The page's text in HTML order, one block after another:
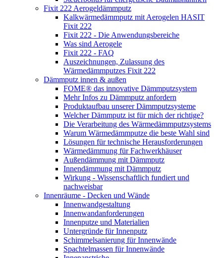
Fixit 222 Aerogeldämmputz
Kalkwärmedämmputz mit Aerogelen HASIT
Fixit 222
Fixit 222 - Die Anwendungsbereiche
Was sind Aerogele
Fixit 222 - FAQ
Auszeichnungen, Zulassung des
Wärmedämmputzes Fixit 222
Dämmputz innen & außen
FOME® das innovative Dämmputzsystem
Mehr Infos zu Dämmputz anfordern
Produktaufbau unserer Dämmputzsysteme
Welcher Dämmputz ist für mich der richtige?
Die Verarbeitung des Wärmedämmputzsystems
Warum Wärmedämmputze die beste Wahl sind
Lösungen für technische Herausforderungen
Wärmedämmung für Fachwerkhäuser
Außendämmung mit Dämmputz
Innendämmung mit Dämmputz
Wirkung - Wissenschaftlich fundiert und
nachweisbar
Innenräume - Decken und Wände
Innenwandgestaltung
Innenwandanforderungen
Innenputze und Materialien
Untergründe für Innenputz
Schimmelsanierung für Innenwände
Spachtelmassen für Innenwände